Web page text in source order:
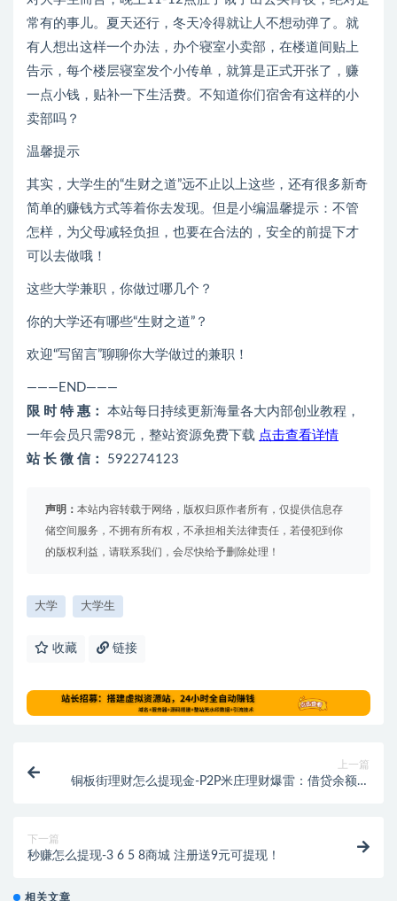
常有的事儿。夏天还行，冬天冷得就让人不想动弹了。就
有人想出这样一个办法，办个寝室小卖部，在楼道间贴上
告示，每个楼层寝室发个小传单，就算是正式开张了，赚
一点小钱，贴补一下生活费。不知道你们宿舍有这样的小
卖部吗？
温馨提示
其实，大学生的“生财之道”远不止以上这些，还有很多新奇
简单的赚钱方式等着你去发现。但是小编温馨提示：不管
怎样，为父母减轻负担，也要在合法的，安全的前提下才
可以去做哦！
这些大学兼职，你做过哪几个？
你的大学还有哪些“生财之道”？
欢迎“写留言”聊聊你大学做过的兼职！
———END———
限 时 特 惠： 本站每日持续更新海量各大内部创业教程，
一年会员只需98元，整站资源免费下载 点击查看详情
站 长 微 信： 592274123
声明： 本站内容转载于网络，版权归原作者所有，仅提供信息存
储空间服务，不拥有所有权，不承担相关法律责任，若侵犯到你
的版权利益，请联系我们，会尽快给予删除处理！
大学 大学生
收藏 链接
上一篇
铜板街理财怎么提现金-P2P米庄理财爆雷：借贷余额超
下一篇
秒赚怎么提现-3 6 5 8商城 注册送9元可提现！
相关文章